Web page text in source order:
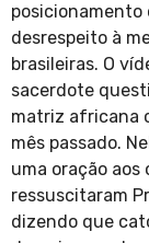
desrespeito à
brasileiras. O
sacerdote
matriz africana
mês passado.
uma oração aos
ressuscitaram
dizendo que